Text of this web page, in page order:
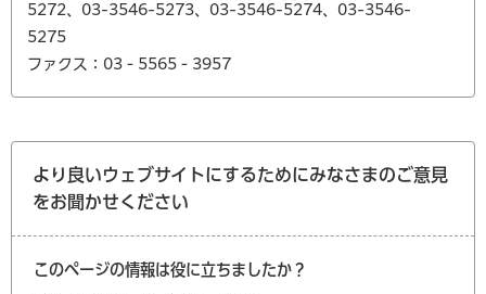
5272、03-3546-5273、03-3546-5274、03-3546-
5275
ファクス：03‐5565‐3957
より良いウェブサイトにするためにみなさまのご意見
をお聞かせください
このページの情報は役に立ちましたか？